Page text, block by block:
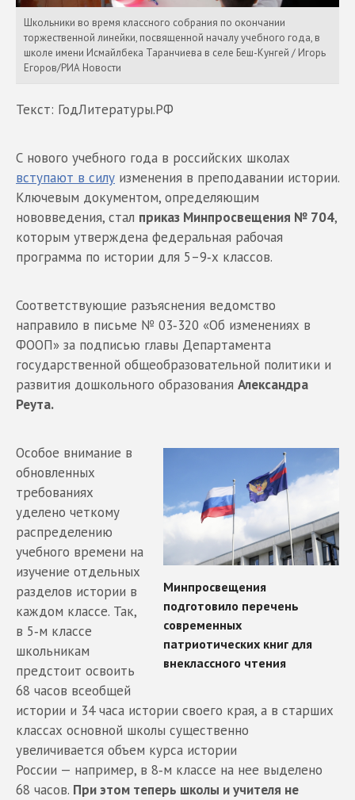
Школьники во время классного собрания по окончании
торжественной линейки, посвященной началу учебного года, в
школе имени Исмайлбека Таранчиева в селе Беш-Кунгей / Игорь
Егоров/РИА Новости
Текст: ГодЛитературы.РФ
С нового учебного года в российских школах
вступают в силу изменения в преподавании истории.
Ключевым документом, определяющим
нововведения, стал приказ Минпросвещения № 704,
которым утверждена федеральная рабочая
программа по истории для 5–9‑х классов.
Соответствующие разъяснения ведомство
направило в письме № 03‑320 «Об изменениях в
ФООП» за подписью главы Департамента
государственной общеобразовательной политики и
развития дошкольного образования Александра
Реута.
Особое внимание в
обновленных
требованиях
уделено четкому
распределению
учебного времени на
изучение отдельных
разделов истории в
каждом классе. Так,
в 5‑м классе
школьникам
предстоит освоить
68 часов всеобщей
истории и 34 часа истории своего края, а в старших
классах основной школы существенно
увеличивается объем курса истории
России — например, в 8‑м классе на нее выделено
68 часов. При этом теперь школы и учителя не